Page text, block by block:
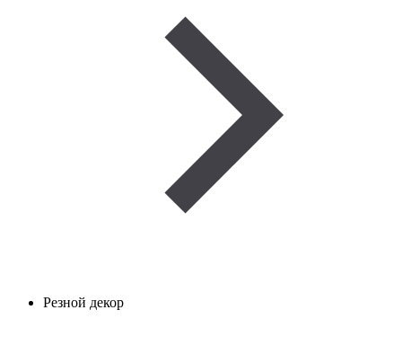
Резной декор